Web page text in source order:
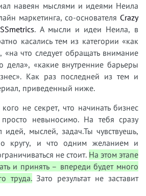
навеян мыслями и идеями Неила
маркетинга, со-основателя Crazy
. А мысли и идеи Неила, в
касались тем из категории «как
«на что следует обращать внимание
дела», «какие внутренние барьеры
Как раз последней из тем и
приведенный ниже.
не секрет, что начинать бизнес
невыносимо. На тебя сразу
идей, мыслей, задач.Ты чувствуешь,
кругу, и что одним желанием и
не стоит. На этом этапе
и принять – впереди будет много
труда.Зато результат не заставит